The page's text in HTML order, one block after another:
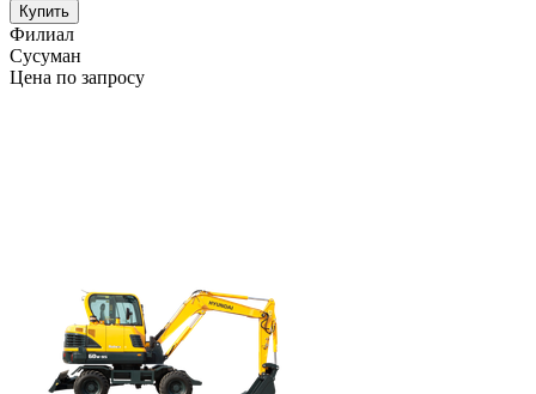
Купить
Филиал
Сусуман
Цена по запросу